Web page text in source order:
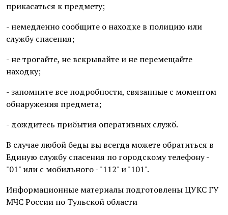
прикасаться к предмету;
- немедленно сообщите о находке в полицию или
службу спасения;
- не трогайте, не вскрывайте и не перемещайте
находку;
- запомните все подробности, связанные с моментом
обнаружения предмета;
- дождитесь прибытия оперативных служб.
В случае любой беды вы всегда можете обратиться в
Единую службу спасения по городскому телефону -
"01" или с мобильного - "112" и "101".
Информационные материалы подготовлены ЦУКС ГУ
МЧС России по Тульской области